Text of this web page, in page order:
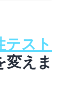
テスト
変えま